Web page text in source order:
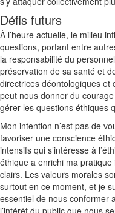
Défis futurs
À l’heure actuelle, le milieu
questions, portant entre
la responsabilité du
préservation de sa santé et
directrices déontologiques et
peut nous donner du
gérer les questions éthiques
Mon intention n’est pas de
favoriser une conscience
intensifs qui s’intéresse à
éthique a enrichi ma
clairs. Les valeurs morales
surtout en ce moment, et je
essentiel de nous conformer